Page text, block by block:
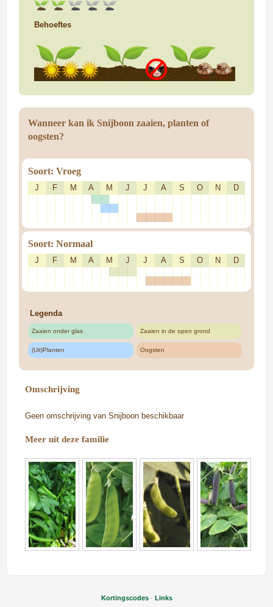
Behoeftes
Wanneer kan ik Snijboon zaaien, planten of
oogsten?
Soort: Vroeg
J F M A M J J A S O N D
Soort: Normaal
J F M A M J J A S O N D
Legenda
Zaaien onder glas Zaaien in de open grond
(Uit)Planten Oogsten
Omschrijving
Geen omschrijving van Snijboon beschikbaar
Meer uit deze familie
Kortingscodes- Links